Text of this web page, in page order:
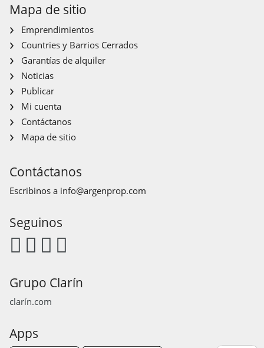
Mapa de sitio
Emprendimientos
Countries y Barrios Cerrados
Garantías de alquiler
Noticias
Publicar
Mi cuenta
Contáctanos
Mapa de sitio
Contáctanos
Escribinos a info@argenprop.com
Seguinos
Grupo Clarín
clarín.com
Apps